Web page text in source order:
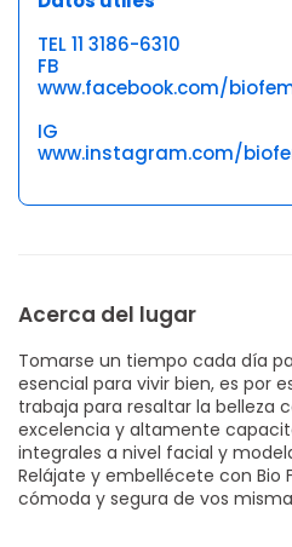
TEL 11 3186-6310
FB
www.facebook.com/
IG
www.instagram.com/
Acerca del lugar
Tomarse un tiempo cada día
esencial para vivir bien, es por
trabaja para resaltar la belleza
excelencia y altamente
integrales a nivel facial y
Relájate y embellécete con Bio
cómoda y segura de vos